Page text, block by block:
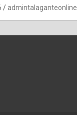
admintalaganteonline